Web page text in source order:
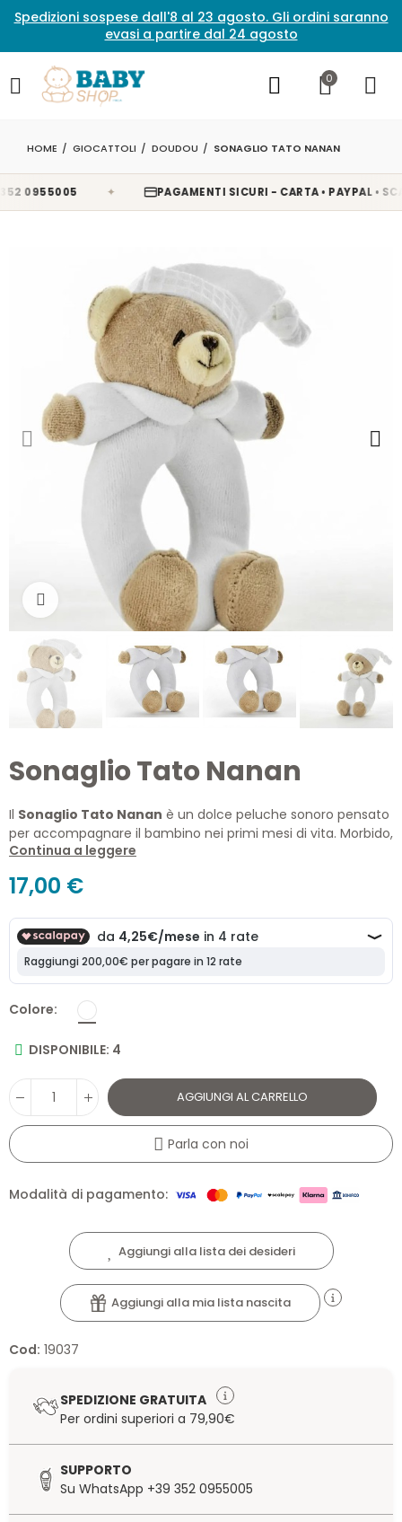
Spedizioni sospese dall'8 al 23 agosto. Gli ordini saranno
evasi a partire dal 24 agosto
0
HOME GIOCATTOLI DOUDOU SONAGLIO TATO NANAN
0955005 PAGAMENTI SICURI - CARTA • PAYPAL •
Clicca per ingrandire
Sonaglio Tato Nanan
Il Sonaglio Tato Nanan è un dolce peluche sonoro pensato
per accompagnare il bambino nei primi mesi di vita. Morbido,
leggero e facile da afferrare, stimola la curiosità grazie al
del neonato. Realizzato in cotone con imbottitura interna in
Continua a leggere
17,00 €
Colore
DISPONIBILE: 4
AGGIUNGI AL CARRELLO
Parla con noi
Modalità di pagamento:
Aggiungi alla lista dei desideri
Aggiungi alla mia lista nascita
Cod: 19037
SPEDIZIONE GRATUITA
Per ordini superiori a 79,90€
SUPPORTO
Su WhatsApp +39 352 0955005